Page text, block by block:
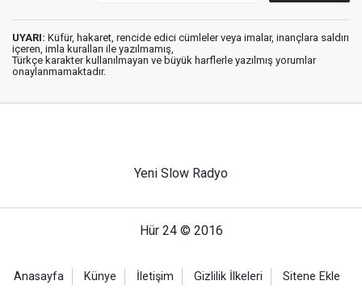
UYARI: Küfür, hakaret, rencide edici cümleler veya imalar, inançlara saldırı
içeren, imla kuralları ile yazılmamış,
Türkçe karakter kullanılmayan ve büyük harflerle yazılmış yorumlar
onaylanmamaktadır.
Yeni Slow Radyo
Hür 24 © 2016
Anasayfa Künye İletişim Gizlilik İlkeleri Sitene Ekle